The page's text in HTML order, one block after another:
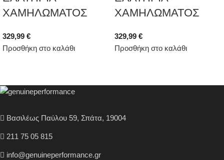
ΧΑΜΗΛΩΜΑΤΟΣ
329,99 €
Προσθήκη στο καλάθι
ΧΑΜΗΛΩΜΑΤΟΣ
329,99 €
Προσθήκη στο καλάθι
Βασιλέως Παύλου 59, Σπάτα, 19004
211 75 05 815
info@genuineperformance.gr